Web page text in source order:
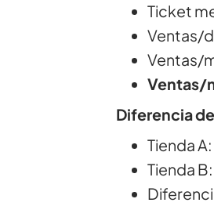
Ticket
Ventas/
Ventas/
Ventas/
Diferencia
Tienda
Tienda